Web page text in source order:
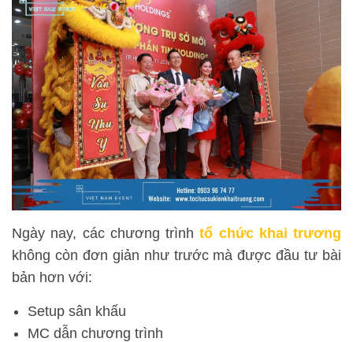
Ngày nay, các chương trình tổ chức khai trương
không còn đơn giản như trước mà được đầu tư bài
bản hơn với:
Setup sân khấu
MC dẫn chương trình